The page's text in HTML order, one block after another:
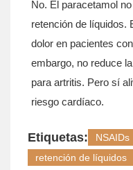
No. El paracetamol
retención de líquidos.
dolor en pacientes
embargo, no reduce
para artritis. Pero sí
riesgo cardíaco.
Etiquetas: NSAIDs
retención de líquidos